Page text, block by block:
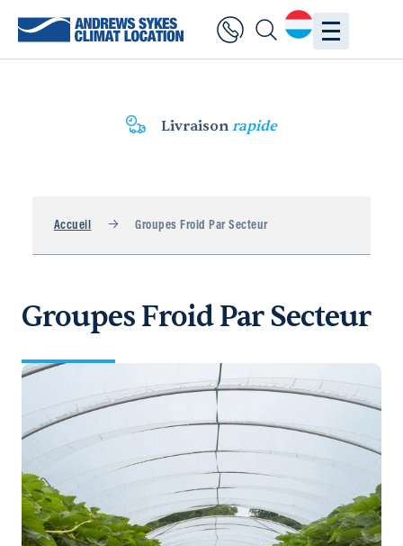
Livraisonrapide
Accueil Groupes Froid Par Secteur
Groupes Froid Par Secteur